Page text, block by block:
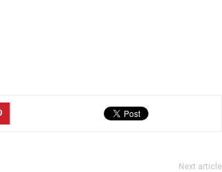
Next article